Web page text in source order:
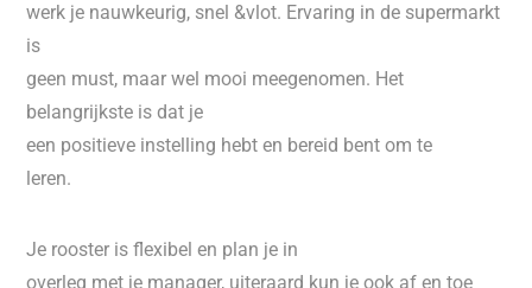
werk je nauwkeurig, snel &vlot. Ervaring in de supermarkt
is
geen must, maar wel mooi meegenomen. Het
belangrijkste is dat je
een positieve instelling hebt en bereid bent om te
leren.
Je rooster is flexibel en plan je in
overleg met je manager, uiteraard kun je ook af en toe